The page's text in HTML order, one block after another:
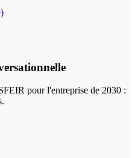
pour l'entreprise de 2030 :